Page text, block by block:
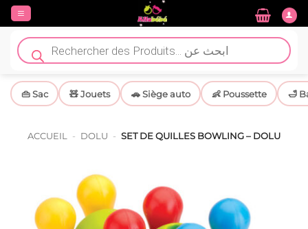
Passer
contenu
Recherche
de
produits
👜 Sac 🧸 Jouets 🚗 Siège auto 👶 Poussette 🛁
ACCUEIL - DOLU - SET DE QUILLES BOWLING – DOLU